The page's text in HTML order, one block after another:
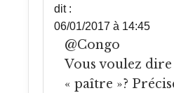
dit :
06/01/2017 à 14:45
@Congo
Vous voulez
« paître »?